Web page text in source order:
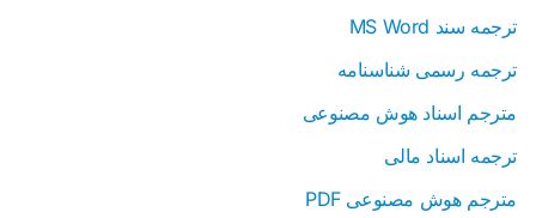
ترجمه سند MS Word
ترجمه رسمی شناسنامه
مترجم اسناد هوش مصنوعی
ترجمه اسناد مالی
مترجم هوش مصنوعی PDF